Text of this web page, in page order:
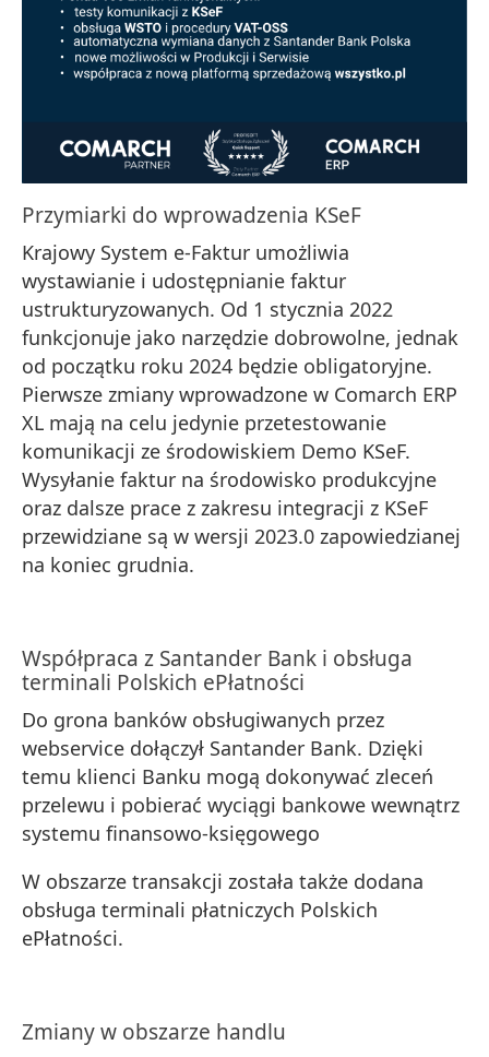
Przymiarki do wprowadzenia KSeF
Krajowy System e-Faktur umożliwia
wystawianie i udostępnianie faktur
ustrukturyzowanych. Od 1 stycznia 2022
funkcjonuje jako narzędzie dobrowolne, jednak
od początku roku 2024 będzie obligatoryjne.
Pierwsze zmiany wprowadzone w Comarch ERP
XL mają na celu jedynie przetestowanie
komunikacji ze środowiskiem Demo KSeF.
Wysyłanie faktur na środowisko produkcyjne
oraz dalsze prace z zakresu integracji z KSeF
przewidziane są w wersji 2023.0 zapowiedzianej
na koniec grudnia.
Współpraca z Santander Bank i obsługa
terminali Polskich ePłatności
Do grona banków obsługiwanych przez
webservice dołączył Santander Bank. Dzięki
temu klienci Banku mogą dokonywać zleceń
przelewu i pobierać wyciągi bankowe wewnątrz
systemu finansowo-księgowego
W obszarze transakcji została także dodana
obsługa terminali płatniczych Polskich
ePłatności.
Zmiany w obszarze handlu